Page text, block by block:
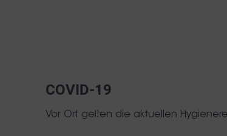
COVID-19
Vor Ort gelten die aktuellen